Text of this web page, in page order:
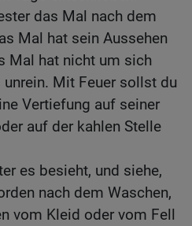
das Mal nach dem
Mal hat sein Aussehen
Mal hat nicht um sich
Mit Feuer sollst du
Vertiefung auf seiner
auf der kahlen Stelle
es besieht, und siehe,
nach dem Waschen,
vom Kleid oder vom Fell